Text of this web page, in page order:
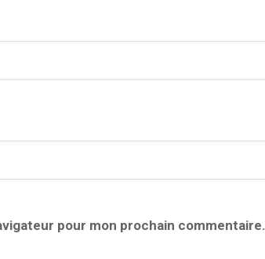
pour mon prochain commentaire.